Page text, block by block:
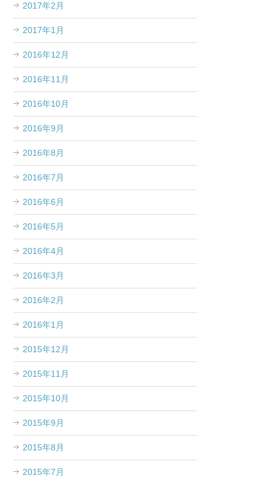
2017年2月
2017年1月
2016年12月
2016年11月
2016年10月
2016年9月
2016年8月
2016年7月
2016年6月
2016年5月
2016年4月
2016年3月
2016年2月
2016年1月
2015年12月
2015年11月
2015年10月
2015年9月
2015年8月
2015年7月